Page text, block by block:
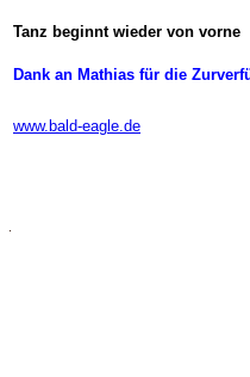
Tanz beginnt wieder von vorne
Dank an Mathias für die
www.bald-eagle.de